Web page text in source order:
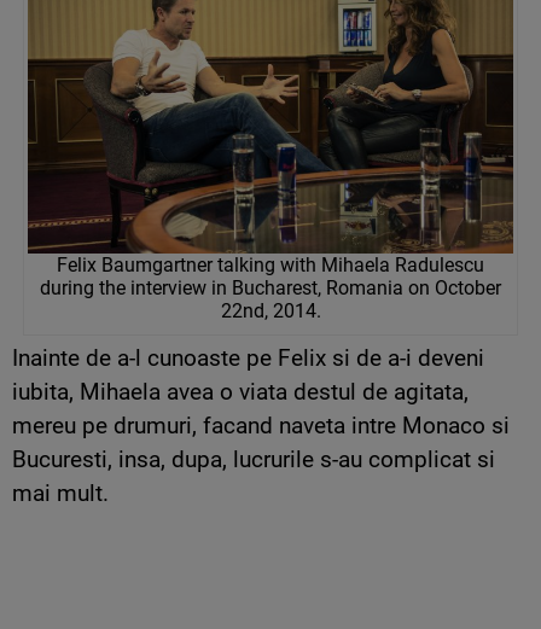
Felix Baumgartner talking with Mihaela Radulescu
during the interview in Bucharest, Romania on October
22nd, 2014.
Inainte de a-l cunoaste pe Felix si de a-i deveni
iubita, Mihaela avea o viata destul de agitata,
mereu pe drumuri, facand naveta intre Monaco si
Bucuresti, insa, dupa, lucrurile s-au complicat si
mai mult.